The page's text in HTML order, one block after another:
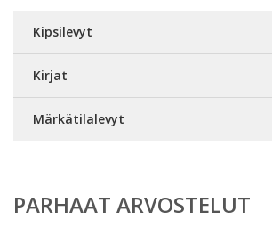
Kipsilevyt
Kirjat
Märkätilalevyt
PARHAAT ARVOSTELUT